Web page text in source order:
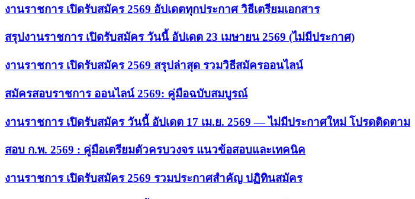
งานราชการ เปิดรับสมัคร 2569 อัปเดตทุกประกาศ วิธีเตรียมเอกสาร
สรุปงานราชการ เปิดรับสมัคร วันนี้ อัปเดต 23 เมษายน 2569 (ไม่มีประกาศ)
งานราชการ เปิดรับสมัคร 2569 สรุปล่าสุด รวมวิธีสมัครออนไลน์
สมัครสอบราชการ ออนไลน์ 2569: คู่มือฉบับสมบูรณ์
งานราชการ เปิดรับสมัคร วันนี้ อัปเดต 17 เม.ย. 2569 — ไม่มีประกาศใหม่ โปรดติดตาม
สอบ ก.พ. 2569 : คู่มือเตรียมตัวครบวงจร แนวข้อสอบและเทคนิค
งานราชการ เปิดรับสมัคร 2569 รวมประกาศสำคัญ ปฏิทินสมัคร